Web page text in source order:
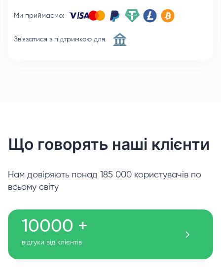
Ми приймаємо:
Зв'язатися з підтримкою для
Що говорять наші клієнти
Нам довіряють понад 185 000 користувачів по
всьому світу
10000 +
відгуки від клієнтів